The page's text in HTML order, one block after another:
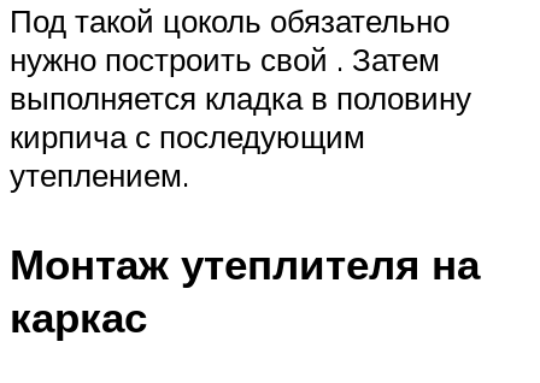
Под такой цоколь обязательно
нужно построить свой . Затем
выполняется кладка в половину
кирпича с последующим
утеплением.
Монтаж утеплителя на
каркас